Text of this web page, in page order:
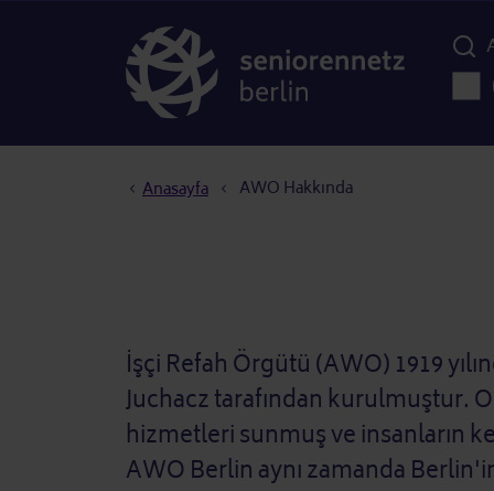
Anasayfa AWO Hakkında
İşçi Refah Örgütü (AWO) 1919
Juchacz tarafından kurulmuştur.
hizmetleri sunmuş ve insanların
AWO Berlin aynı zamanda